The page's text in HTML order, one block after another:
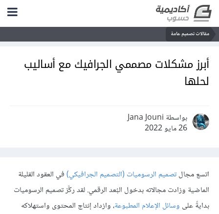
مقالات تصميم عامة
أبرز مشكلات مصممي الجرافيك مع أساليب
لحلها
بواسطة Jana Jouni
26 مايو 2022
اتسع مجالتصميم الرسوميات (التصميم الجرافيكي)في العقود القليلة
الماضية وزادت مجالاته بدخول البُعد الرقمي. لقد ركَّز تصميم الرسوميات
بدايةً على وسائل الإعلام المطبوعة، وازداد إنتاج المحتوى واستهلاكه